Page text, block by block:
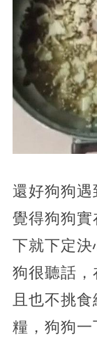
還好狗狗
覺得狗狗
下就下定
狗很聽話
且也不挑
糧，狗狗